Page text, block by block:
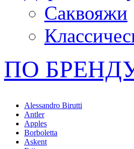
Саквояжи
ПО
Alessandro Birutti
Antler
Apples
Borboletta
Askent